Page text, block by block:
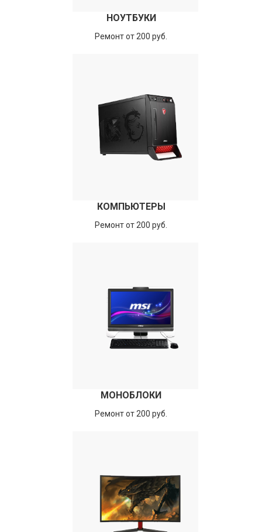
НОУТБУКИ
Ремонт от 200 руб.
КОМПЬЮТЕРЫ
Ремонт от 200 руб.
МОНОБЛОКИ
Ремонт от 200 руб.